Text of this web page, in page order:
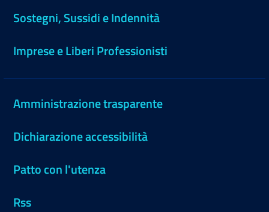
Sostegni, Sussidi e Indennità
Imprese e Liberi Professionisti
Amministrazione trasparente
Dichiarazione accessibilità
Patto con l'utenza
Rss